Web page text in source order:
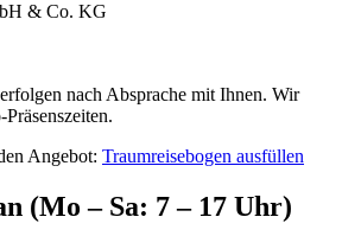
& Co. KG
nach Absprache mit Ihnen. Wir
Angebot: Traumreisebogen ausfüllen
(Mo – Sa: 7 – 17 Uhr)